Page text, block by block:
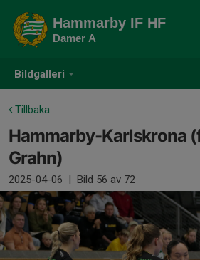
Bildgalleri
Hammarby IF HF
Damer A
Tillbaka
Hammarby-Karlskrona
Grahn)
2025-04-06 | Bild 56 av 72